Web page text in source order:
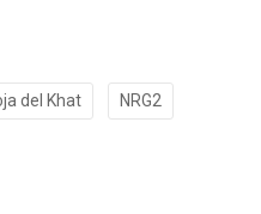
del Khat NRG2